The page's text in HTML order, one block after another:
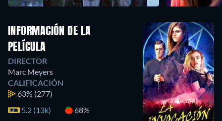
INFORMACIÓN DE LA
PELÍCULA
DIRECTOR
Marc Meyers
CALIFICACIÓN
63% (277)
5.2 (13k)
68%